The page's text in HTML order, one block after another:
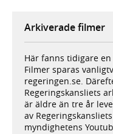
Arkiverade filmer
Här fanns tidigare
Filmer sparas
regeringen.se.
Regeringskansliets
är äldre än tre år
av
myndighetens